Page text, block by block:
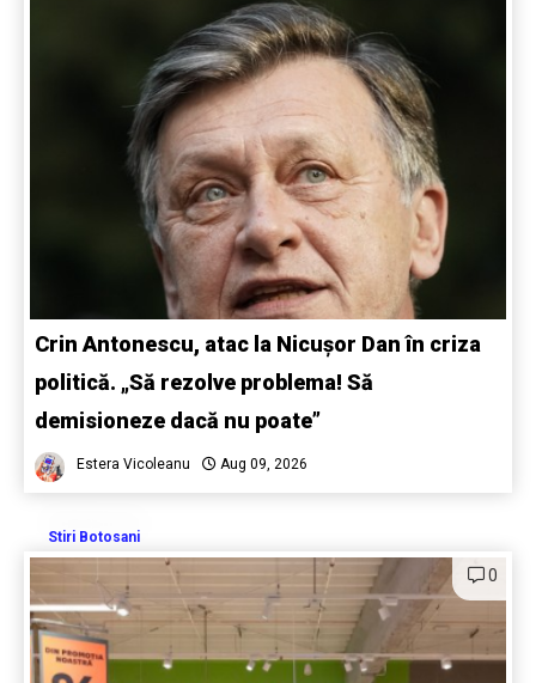
Crin Antonescu, atac la Nicușor Dan în criza
politică. „Să rezolve problema! Să
demisioneze dacă nu poate”
Estera Vicoleanu Aug 09, 2026
Stiri Botosani
0